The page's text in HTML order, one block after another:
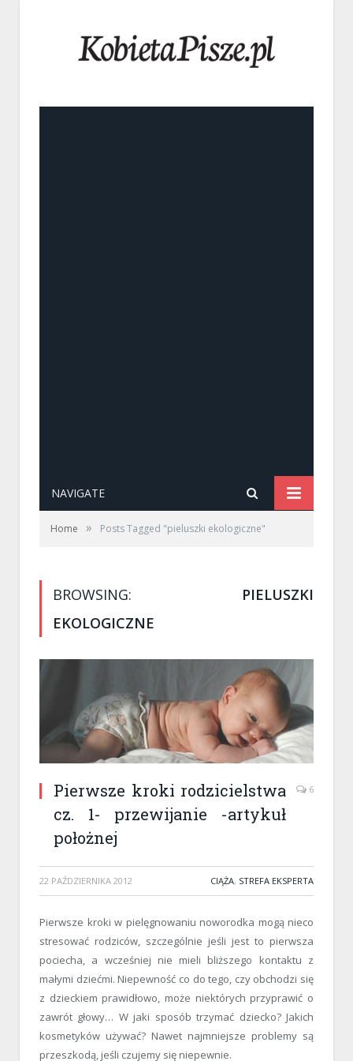
NAVIGATE
Home » Posts Tagged "pieluszki ekologiczne"
BROWSING:
PIELUSZKI
EKOLOGICZNE
Pierwsze kroki rodzicielstwa
cz. 1- przewijanie -artykuł
położnej
6
22 PAŹDZIERNIKA 2012 CIĄŻA, STREFA EKSPERTA
Pierwsze kroki w pielęgnowaniu noworodka mogą nieco
stresować rodziców, szczególnie jeśli jest to pierwsza
pociecha, a wcześniej nie mieli bliższego kontaktu z
małymi dziećmi. Niepewność co do tego, czy obchodzi się
z dzieckiem prawidłowo, może niektórych przyprawić o
zawrót głowy… W jaki sposób trzymać dziecko? Jakich
kosmetyków używać? Nawet najmniejsze problemy są
przeszkodą, jeśli czujemy się niepewnie.